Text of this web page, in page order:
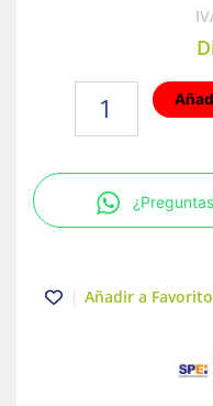
pulsador
22mm
amarillo
Schneider
Añadir a